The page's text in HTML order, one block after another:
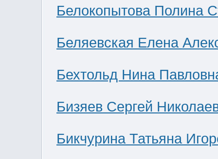
Белокопытова Полина
Беляевская Елена
Бехтольд Нина
Бизяев Сергей
Бикчурина Татьяна